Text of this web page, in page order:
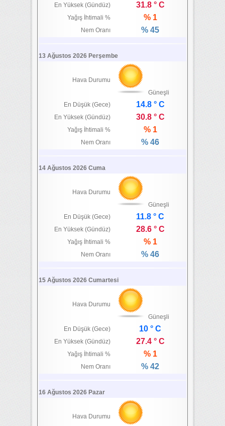
En Yüksek (Gündüz) 31.8 ° C
Yağış İhtimali % % 1
Nem Oranı % 45
13 Ağustos 2026 Perşembe
Hava Durumu
Güneşli
En Düşük (Gece)
14.8 ° C
En Yüksek (Gündüz) 30.8 ° C
Yağış İhtimali % % 1
Nem Oranı % 46
14 Ağustos 2026 Cuma
Hava Durumu
Güneşli
En Düşük (Gece)
11.8 ° C
En Yüksek (Gündüz) 28.6 ° C
Yağış İhtimali % % 1
Nem Oranı % 46
15 Ağustos 2026 Cumartesi
Hava Durumu
Güneşli
En Düşük (Gece)
10 ° C
En Yüksek (Gündüz) 27.4 ° C
Yağış İhtimali % % 1
Nem Oranı % 42
16 Ağustos 2026 Pazar
Hava Durumu